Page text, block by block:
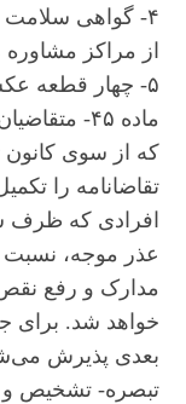
۴- گواهی سلامت
از مراکز مشاوره
۵- چهار قطعه عکس.
ماده ۴۵-
که از سوی کانون
تقاضانامه را
افرادی که ظرف
عذر موجه، نسبت
مدارک و رفع نقص
خواهد شد. برای
بعدی پذیرش
تبصره- تشخیص و